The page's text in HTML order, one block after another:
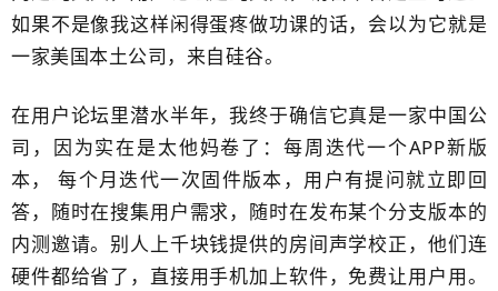
如果不是像我这样闲得蛋疼做功课的话，会以为它就是
一家美国本土公司，来自硅谷。
在用户论坛里潜水半年，我终于确信它真是一家中国公
司，因为实在是太他妈卷了：每周迭代一个APP新版
本， 每个月迭代一次固件版本，用户有提问就立即回
答，随时在搜集用户需求，随时在发布某个分支版本的
内测邀请。别人上千块钱提供的房间声学校正，他们连
硬件都给省了，直接用手机加上软件，免费让用户用。